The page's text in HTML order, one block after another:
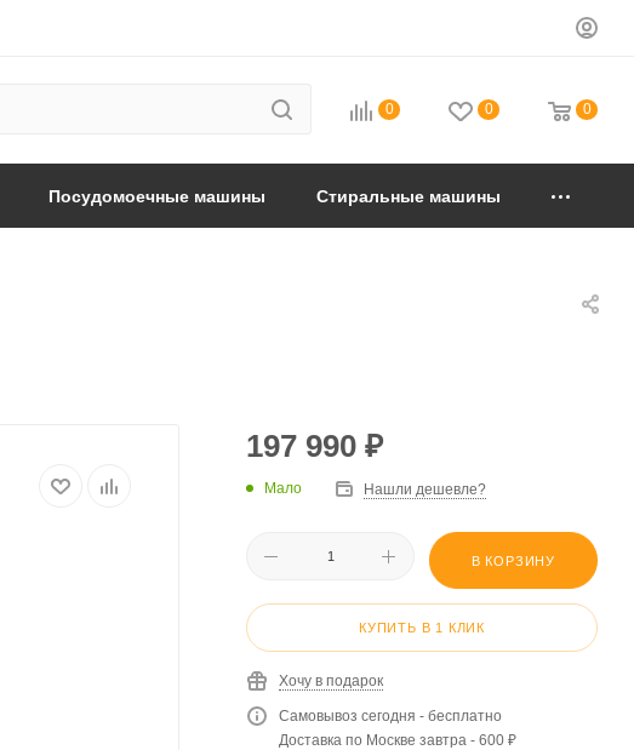
0 0 0
Посудомоечные машины Стиральные машины
197 990 ₽
Мало Нашли дешевле?
В КОРЗИНУ
КУПИТЬ В 1 КЛИК
Хочу в подарок
Самовывоз сегодня - бесплатно
Доставка по Москве завтра - 600 ₽